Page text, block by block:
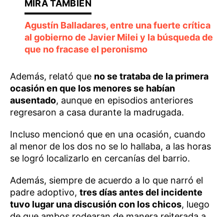
Agustín Balladares, entre una fuerte crítica
al gobierno de Javier Milei y la búsqueda de
que no fracase el peronismo
Además, relató que no se trataba de la primera
ocasión en que los menores se habían
ausentado, aunque en episodios anteriores
regresaron a casa durante la madrugada.
Incluso mencionó que en una ocasión, cuando
al menor de los dos no se lo hallaba, a las horas
se logró localizarlo en cercanías del barrio.
Además, siempre de acuerdo a lo que narró el
padre adoptivo, tres días antes del incidente
tuvo lugar una discusión con los chicos, luego